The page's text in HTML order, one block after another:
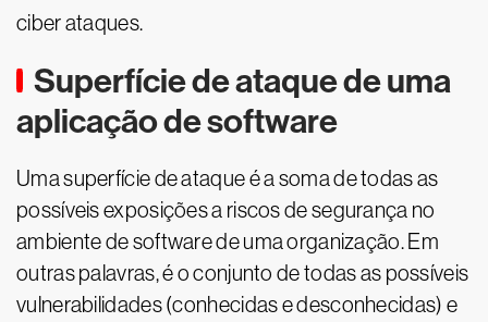
ciber ataques.
Superfície de ataque de uma
aplicação de software
Uma superfície de ataque é a soma de todas as
possíveis exposições a riscos de segurança no
ambiente de software de uma organização. Em
outras palavras, é o conjunto de todas as possíveis
vulnerabilidades (conhecidas e desconhecidas) e